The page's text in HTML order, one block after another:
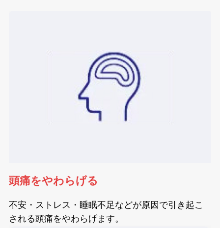
頭痛をやわらげる
不安・ストレス・睡眠不足などが原因で引き起こ
される頭痛をやわらげます。